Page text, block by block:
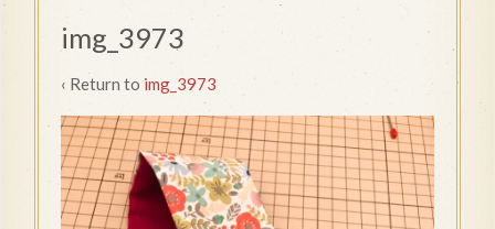
img_3973
‹ Return to img_3973